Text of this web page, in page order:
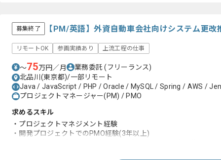
募集終了 【PM/英語】外資自動車会社向けシステム更
リモートOK 参画実績あり 上流工程の仕事
〜75万円／月 業務委託(フリーランス)
北品川(東京都)/一部リモート
Java / JavaScript / PHP / Oracle / MySQL / Spring / AWS /
プロジェクトマネージャー(PM) / PMO
求めるスキル
・プロジェクトマネジメント経験
・開発プロジェクトでのPMO経験(3年以上)